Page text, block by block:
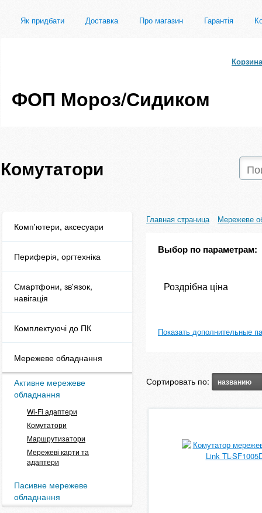
Як придбати Доставка Про магазин Гарантія
Корзина
ФОП Мороз/Сидиком
Комутатори
Комп'ютери, аксесуари
Периферія, оргтехніка
Смартфони, зв'язок,
навігація
Комплектуючі до ПК
Мережеве обладнання
Активне мережеве
обладнання
Wi-Fi адаптери
Комутатори
Маршрутизатори
Мережеві карти та
адаптери
Пасивне мережеве
обладнання
Главная страница Мережеве
Выбор по параметрам:
Роздрібна ціна
Показать дополнительные
Сортировать по: названию